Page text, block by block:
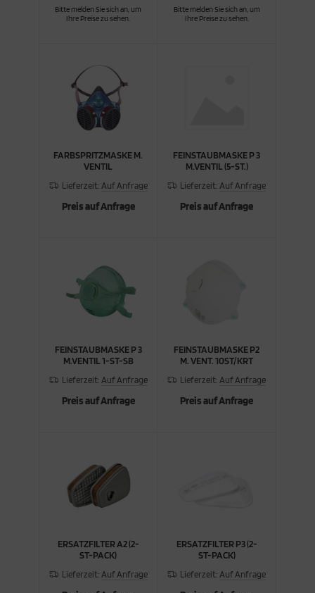
Bitte melden Sie sich an, um
Ihre Preise zu sehen.
Bitte melden Sie sich an, um
Ihre Preise zu sehen.
FARBSPRITZMASKE M.
VENTIL
Lieferzeit: Auf Anfrage
Preis auf Anfrage
FEINSTAUBMASKE P 3
M.VENTIL (5-ST.)
Lieferzeit: Auf Anfrage
Preis auf Anfrage
FEINSTAUBMASKE P 3
M.VENTIL 1-ST-SB
Lieferzeit: Auf Anfrage
Preis auf Anfrage
FEINSTAUBMASKE P2
M. VENT. 10ST/KRT
Lieferzeit: Auf Anfrage
Preis auf Anfrage
ERSATZFILTER A2 (2-
ST-PACK)
Lieferzeit: Auf Anfrage
ERSATZFILTER P3 (2-
ST-PACK)
Lieferzeit: Auf Anfrage